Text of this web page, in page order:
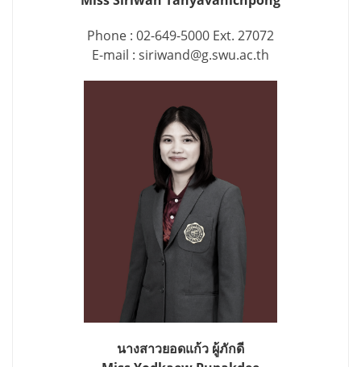
Phone : 02-649-5000 Ext. 27072
E-mail : siriwand@g.swu.ac.th
นางสาวยอดแก้ว ผู้ภักดี